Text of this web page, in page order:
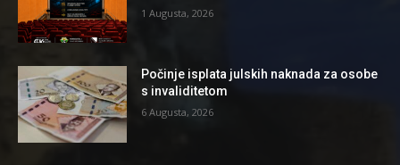
1 Augusta, 2026
Počinje isplata julskih naknada za osobe
s invaliditetom
6 Augusta, 2026